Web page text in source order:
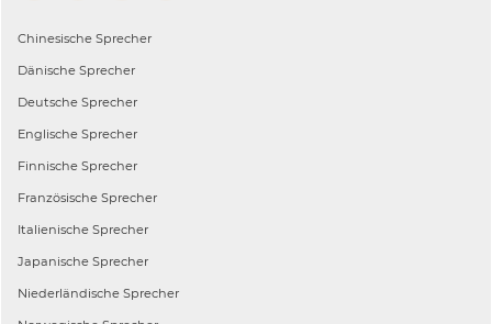
Chinesische Sprecher
Dänische Sprecher
Deutsche Sprecher
Englische Sprecher
Finnische Sprecher
Französische Sprecher
Italienische Sprecher
Japanische Sprecher
Niederländische Sprecher